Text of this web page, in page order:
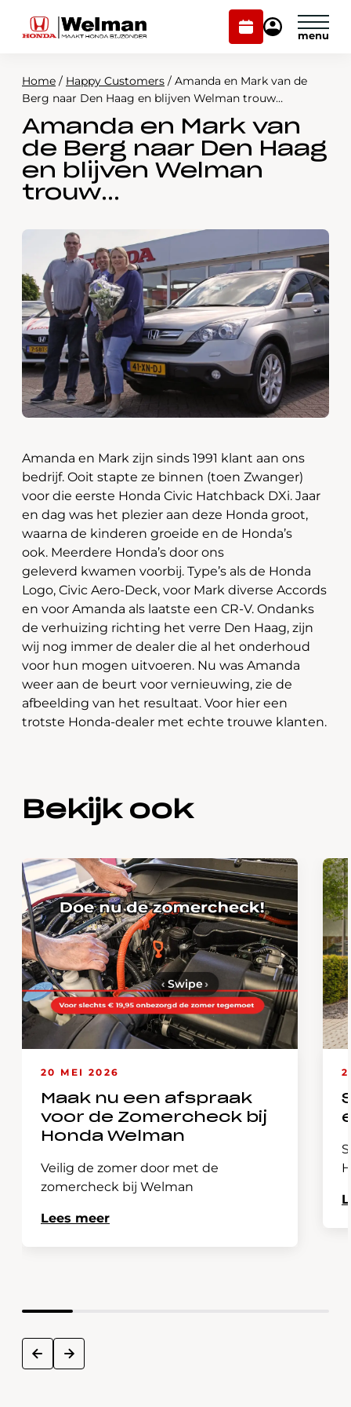
Plan
onderhoud
Mijn
Modellen
Voorraad
Onderhoud en service
Webshop
Contact
Plan onderhoud
Mijn Honda Welman
Home / Happy Customers / Amanda en Mark van de
Berg naar Den Haag en blijven Welman trouw…
Amanda en Mark van
de Berg naar Den Haag
en blijven Welman
trouw…
Amanda en Mark zijn sinds 1991 klant aan ons
bedrijf. Ooit stapte ze binnen (toen Zwanger)
voor die eerste Honda Civic Hatchback DXi. Jaar
en dag was het plezier aan deze Honda groot,
waarna de kinderen groeide en de Honda’s
ook. Meerdere Honda’s door ons
geleverd kwamen voorbij. Type’s als de Honda
Logo, Civic Aero-Deck, voor Mark diverse Accords
en voor Amanda als laatste een CR-V. Ondanks
de verhuizing richting het verre Den Haag, zijn
wij nog immer de dealer die al het onderhoud
voor hun mogen uitvoeren. Nu was Amanda
weer aan de beurt voor vernieuwing, zie de
afbeelding van het resultaat. Voor hier een
trotste Honda-dealer met echte trouwe klanten.
Bekijk ook
20 MEI 2026
Maak nu een afspraak
voor de Zomercheck bij
Honda Welman
Veilig de zomer door met de
zomercheck bij Welman
Lees meer
prev next
‹ Swipe›